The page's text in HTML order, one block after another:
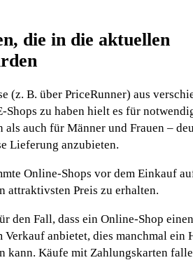
die in die aktuellen
(z. B. über PriceRunner) aus
zu haben hielt es für
auch für Männer und Frauen –
Lieferung anzubieten.
Online-Shops vor dem Einkauf
attraktivsten Preis zu erhalten.
den Fall, dass ein Online-Shop
anbietet, dies manchmal ein
kann. Käufe mit Zahlungskarten